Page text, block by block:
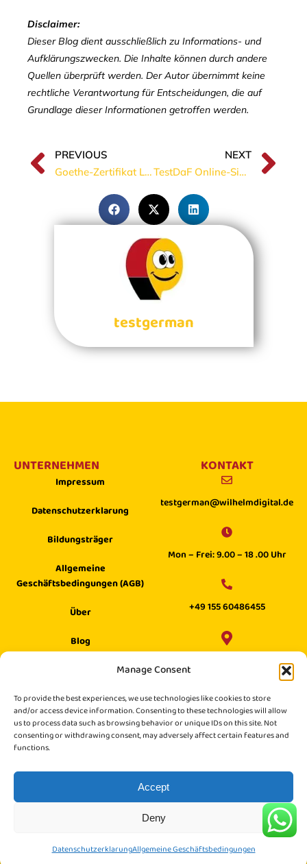
Manage Consent
To provide the best experiences, we use technologies like cookies to store
and/or access device information. Consenting to these technologies will allow
us to process data such as browsing behavior or unique IDs on this site. Not
consenting or withdrawing consent, may adversely affect certain features and
functions.
Accept
Deny
DatenschutzerklarungAllgemeine Geschäftsbedingungen
Disclaimer:
Dieser Blog dient ausschließlich zu Informations- und
Aufklärungszwecken. Die Inhalte können durch andere
Quellen überprüft werden. Der Autor übernimmt keine
rechtliche Verantwortung für Entscheidungen, die auf
Grundlage dieser Informationen getroffen werden.
PREVIOUS
Goethe-Zertifikat Leseverstehen: Bewährte Strategien für deine Bestnote
NEXT
TestDaF Online-Simulation: Deine Generalprobe für den Erfolg (2026)
testgerman
UNTERNEHMEN
Impressum
Datenschutzerklarung
Bildungsträger
Allgemeine
Geschäftsbedingungen (AGB)
Über
Blog
KONTAKT
testgerman@wilhelmdigital.de
Mon – Frei: 9.00 – 18 .00 Uhr
+49 155 60486455
Philippstraße 27, 52349 Düren,
Germany